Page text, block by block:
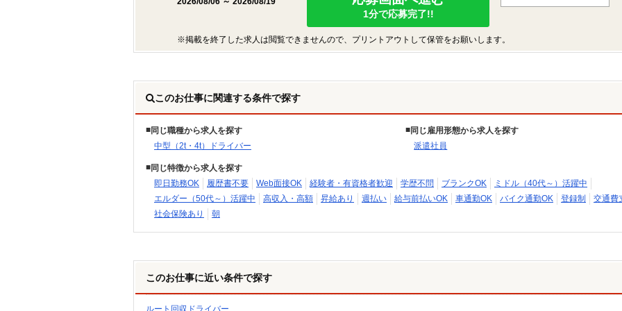
1分で応募完了!!
※掲載を終了した求人は閲覧できませんので、プリントアウトして保管をお願いします。
このお仕事に関連する条件で探す
同じ職種から求人を探す
中型（2t・4t）ドライバー
同じ雇用形態から求人を探す
派遣社員
同じ特徴から求人を探す
即日勤務OK
履歴書不要 Web面接OK 経験者・有資格者歓迎 学歴不問 ブランクOK
ミドル（40代～）活躍中
エルダー（50代～）活躍中
高収入・高額 昇給あり 週払い 給与前払いOK 車通勤OK バイク通勤OK 登録制
交通費
社会保険あり
朝
このお仕事に近い条件で探す
ルート回収ドライバー